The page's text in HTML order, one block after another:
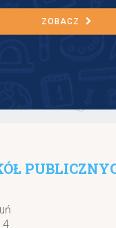
ZOBACZ
4